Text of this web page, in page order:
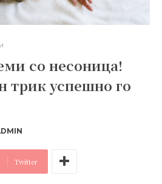
со несоница!
трик успешно го
Twitter